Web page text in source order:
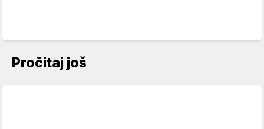
Pročitaj još